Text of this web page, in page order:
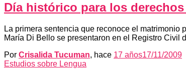
Día histórico para los
La primera sentencia que reconoce el
María Di Bello se presentaron en el Registro Civil
Por Crisalida Tucuman, hace 17 años17/11/2009
Estudios sobre Lengua